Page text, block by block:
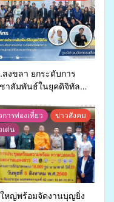
สงขลา ยกระดับการ
าสัมพันธ์ในยุคดิจิทัล
อสารองค์กร ระดมสมอง
นวทางการทำงาน ปูทาง
สร้างภาพลักษณ์ที่ดีของ
ทยาลัย
ารท่องเที่ยว
ข่าวสังคม
เด่น
หญ่พร้อมจัดงานบุญยิ่ง